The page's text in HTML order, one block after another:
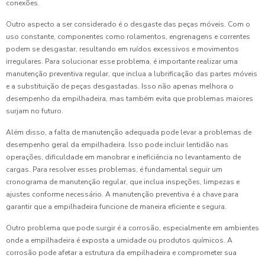
conexões.
Outro aspecto a ser considerado é o desgaste das peças móveis. Com o
uso constante, componentes como rolamentos, engrenagens e correntes
podem se desgastar, resultando em ruídos excessivos e movimentos
irregulares. Para solucionar esse problema, é importante realizar uma
manutenção preventiva regular, que inclua a lubrificação das partes móveis
e a substituição de peças desgastadas. Isso não apenas melhora o
desempenho da empilhadeira, mas também evita que problemas maiores
surjam no futuro.
Além disso, a falta de manutenção adequada pode levar a problemas de
desempenho geral da empilhadeira. Isso pode incluir lentidão nas
operações, dificuldade em manobrar e ineficiência no levantamento de
cargas. Para resolver esses problemas, é fundamental seguir um
cronograma de manutenção regular, que inclua inspeções, limpezas e
ajustes conforme necessário. A manutenção preventiva é a chave para
garantir que a empilhadeira funcione de maneira eficiente e segura.
Outro problema que pode surgir é a corrosão, especialmente em ambientes
onde a empilhadeira é exposta a umidade ou produtos químicos. A
corrosão pode afetar a estrutura da empilhadeira e comprometer sua